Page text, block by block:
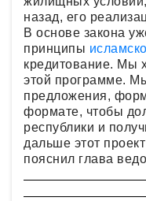
назад, его
В основе закона
принципы
кредитование. Мы
этой программе.
предложения,
формате, чтобы
республики и
дальше этот
пояснил глава